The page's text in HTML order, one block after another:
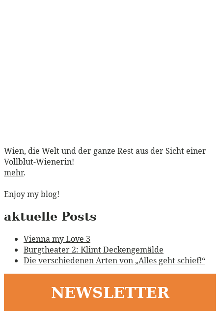
Wien, die Welt und der ganze Rest aus der Sicht einer
Vollblut-Wienerin!
mehr.
Enjoy my blog!
aktuelle Posts
Vienna my Love 3
Burgtheater 2: Klimt Deckengemälde
Die verschiedenen Arten von „Alles geht schief!“
NEWSLETTER